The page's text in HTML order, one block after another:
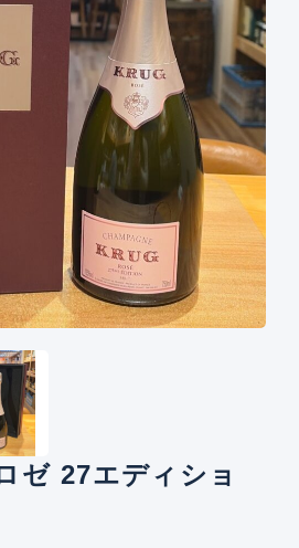
ゼ 27エディショ